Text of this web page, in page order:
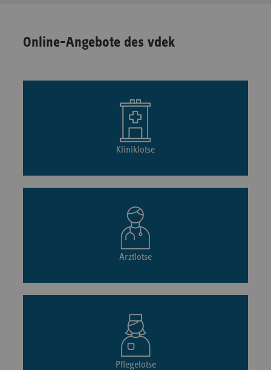
Online-Angebote des vdek
Kliniklotse
Arztlotse
Pflegelotse